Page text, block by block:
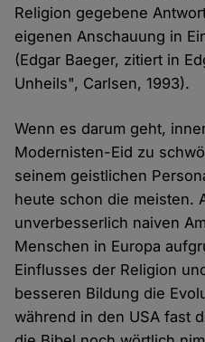
Religion gegebene
eigenen Anschauung in
(Edgar Baeger, zitiert in
Unheils", Carlsen, 1993).
Wenn es darum geht,
Modernisten-Eid zu
seinem geistlichen
heute schon die meisten.
unverbesserlich naiven
Menschen in Europa
Einflusses der Religion
besseren Bildung die
während in den USA fast